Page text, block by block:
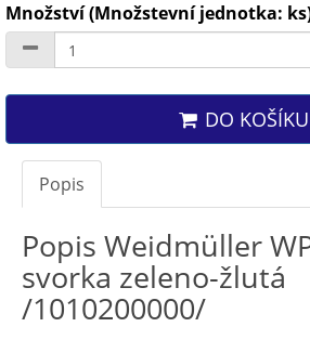
Množství (Množstevní jednotka:
DO KOŠÍKU
Popis
Popis Weidmüller
svorka zeleno-žlutá
/1010200000/